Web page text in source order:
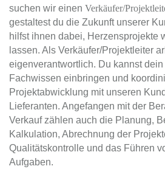
suchen wir einen Verkäufer/
gestaltest du die Zukunft unserer
hilfst ihnen dabei, Herzensprojekte
lassen. Als Verkäufer/Projektleiter
eigenverantwortlich. Du kannst
Fachwissen einbringen und
Projektabwicklung mit unseren
Lieferanten. Angefangen mit der
Verkauf zählen auch die Planung,
Kalkulation, Abrechnung der
Qualitätskontrolle und das Führen
Aufgaben.